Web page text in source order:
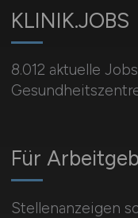
KLINIK.JOBS
8.012 aktuelle
Für
Stellenanzeigen